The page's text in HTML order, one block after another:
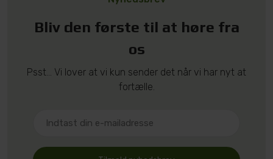
Bliv den første til at høre fra
os
Psst... Vi lover at vi kun sender det når vi har nyt at
fortælle.